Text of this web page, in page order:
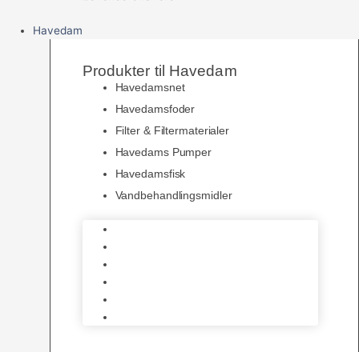
Havedam
Produkter til Havedam
Havedamsnet
Havedamsfoder
Filter & Filtermaterialer
Havedams Pumper
Havedamsfisk
Vandbehandlingsmidler